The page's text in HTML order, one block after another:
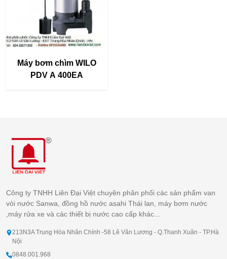
Máy bơm chìm WILO
PDV A 400EA
Công ty TNHH Liên Đại Việt chuyên phân phối các sản phẩm van
vòi nước Sanwa, đồng hồ nước asahi Thái lan, máy bơm nước
,máy rửa xe và các thiết bị nước cao cấp khác...
213N3A Trung Hòa Nhân Chính -58 Lê Văn Lương - Q.Thanh Xuân - TP.Hà
Nội
0848.001.968